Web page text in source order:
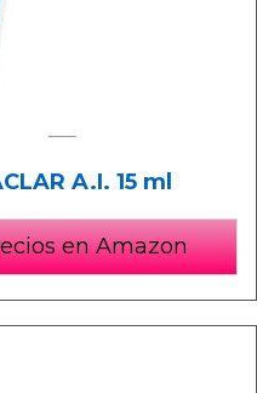
A.I. 15 ml
en Amazon